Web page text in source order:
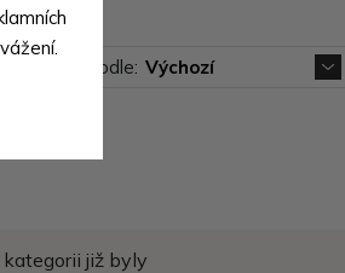
Seřadit podle: Výchozí
již byly